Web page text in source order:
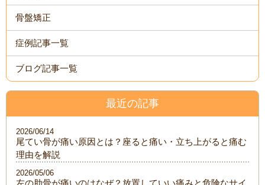
骨盤矯正
症例記事一覧
ブログ記事一覧
最近の記事
尾てい骨が痛い原因とは？座ると痛い・立ち上がると痛む
理由を解説
2026/06/14
左の肋骨が痛いのはなぜ？放置していい痛みと危険なサイ
2026/05/06